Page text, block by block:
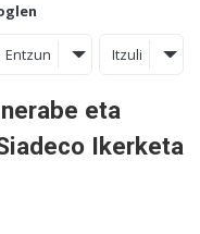
Entzun Itzuli
eta
Ikerketa